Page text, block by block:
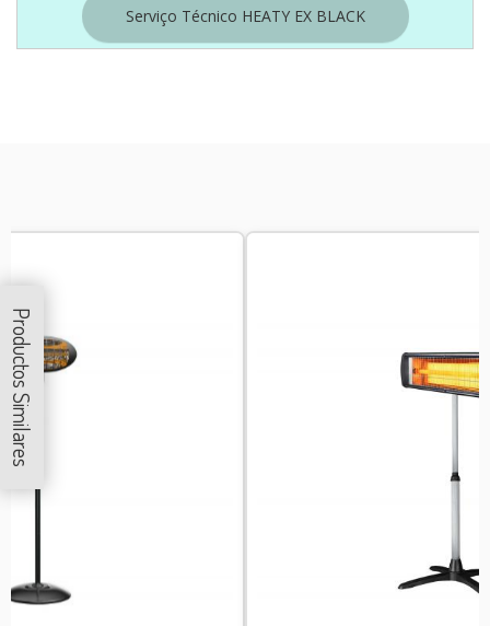
Serviço Técnico HEATY EX BLACK
Productos Similares